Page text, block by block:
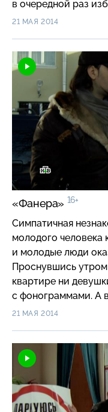
в очередной раз
вызванный
21 МАЯ 2014
«Фанера» 16+
Симпатичная
молодого человека
и молодые люди
Проснувшись
квартире ни
с фонограммами. А
мобильный телефон
21 МАЯ 2014